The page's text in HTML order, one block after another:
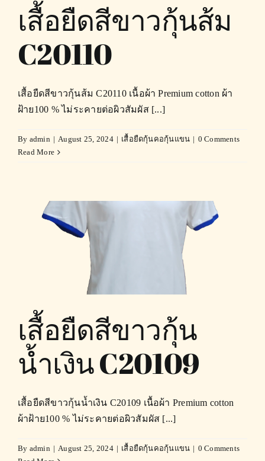
เสื้อยืดสีขาวกุ้นส้ม
C20110
เสื้อยืดสีขาวกุ้นส้ม C20110 เนื้อผ้า Premium cotton ผ้า
ฝ้าย100 % ไม่ระคายต่อผิวสัมผัส [...]
By admin | August 25, 2024 | เสื้อยืดกุ้นคอกุ้นแขน | 0 Comments
Read More
เสื้อยืดสีขาวกุ้น
น้ำเงิน C20109
เสื้อยืดสีขาวกุ้นน้ำเงิน C20109 เนื้อผ้า Premium cotton
ผ้าฝ้าย100 % ไม่ระคายต่อผิวสัมผัส [...]
By admin | August 25, 2024 | เสื้อยืดกุ้นคอกุ้นแขน | 0 Comments